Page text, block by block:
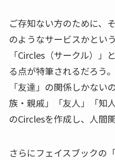
ご存知ない方のために、
のようなサービスかとい
「Circles（サークル）」
る点が特筆されるだろう
「友達」の関係しかない
族・親戚」「友人」「知
のCirclesを作成し、人間
さらにフェイスブックの